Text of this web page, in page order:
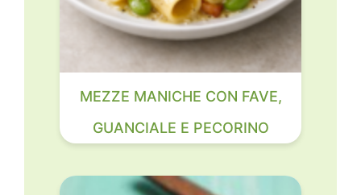
MEZZE MANICHE CON FAVE,
GUANCIALE E PECORINO